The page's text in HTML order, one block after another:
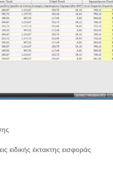
ειδικής έκτακτης εισφοράς